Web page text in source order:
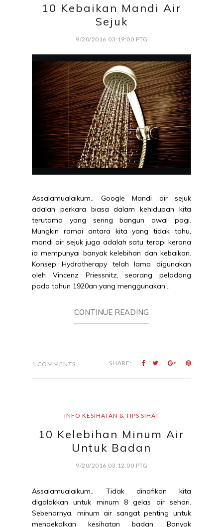
10 Kebaikan Mandi Air
Sejuk
9/20/2016 03:19:00 PTG
Assalamualaikum.. Google Mandi air sejuk
adalah perkara biasa dalam kehidupan kita
terutama yang sering bangun awal pagi.
Mungkin ramai antara kita yang tidak tahu,
mandi air sejuk juga adalah satu terapi kerana
ia mempunyai banyak kelebihan dan kebaikan.
Konsep Hydrotherapy telah lama digunakan
oleh Vincenz Priessnitz, seorang peladang
pada tahun 1920an yang menggunakan...
CONTINUE READING
1 COMMENTS SHARE:
INFO KESIHATAN & TIPS SIHAT
10 Kelebihan Minum Air
Untuk Badan
9/20/2016 03:12:00 PTG
Assalamualaikum.. Tidak dinafikan kita
digalakkan untuk minum 8 gelas air sehari.
Sebenarnya, minum air sangat penting untuk
mengekalkan kesihatan badan. Banyak